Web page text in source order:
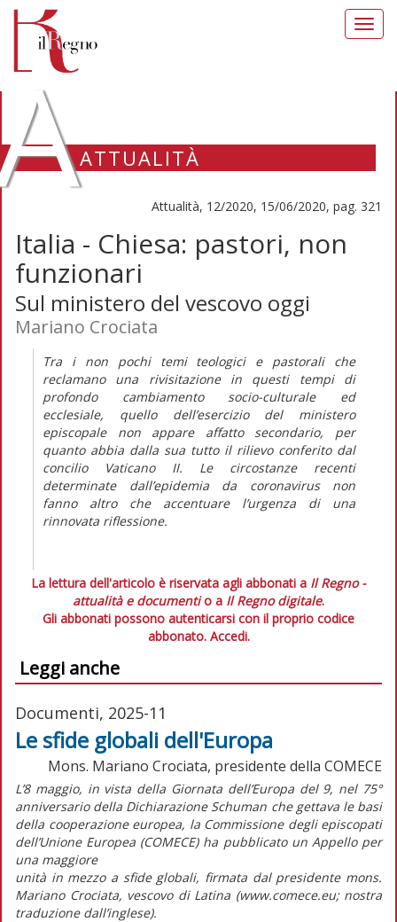
ATTUALITÀ
Attualità, 12/2020, 15/06/2020, pag. 321
Italia - Chiesa: pastori, non
funzionari
Sul ministero del vescovo oggi
Mariano Crociata
Tra i non pochi temi teologici e pastorali che
reclamano una rivisitazione in questi tempi di
profondo cambiamento socio-culturale ed
ecclesiale, quello dell’esercizio del ministero
episcopale non appare affatto secondario, per
quanto abbia dalla sua tutto il rilievo conferito dal
concilio Vaticano II. Le circostanze recenti
determinate dall’epidemia da coronavirus non
fanno altro che accentuare l’urgenza di una
rinnovata riflessione.
La lettura dell'articolo è riservata agli abbonati a Il Regno -
attualità e documentio a Il Regno digitale.
Gli abbonati possono autenticarsi con il proprio codice
abbonato. Accedi.
Leggi anche
Documenti, 2025-11
Le sfide globali dell'Europa
Mons. Mariano Crociata, presidente della COMECE
L’8 maggio, in vista della Giornata dell’Europa del 9, nel 75°
anniversario della Dichiarazione Schuman che gettava le basi
della cooperazione europea, la Commissione degli episcopati
dell’Unione Europea (COMECE) ha pubblicato un Appello per
una maggiore
unità in mezzo a sfide globali, firmata dal presidente mons.
Mariano Crociata, vescovo di Latina (www.comece.eu; nostra
traduzione dall’inglese).